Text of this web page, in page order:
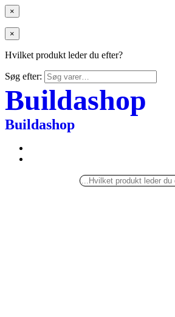
×
×
Hvilket produkt leder du efter?
Søg efter:
Buildashop
Buildashop